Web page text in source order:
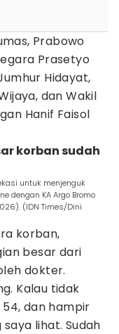
Prabowo
Prasetyo
Hidayat,
dan Wakil
Hanif Faisol
korban sudah
untuk menjenguk
dengan KA Argo Bromo
(IDN Times/Dini
korban,
besar dari
dokter.
Kalau tidak
dan hampir
lihat. Sudah